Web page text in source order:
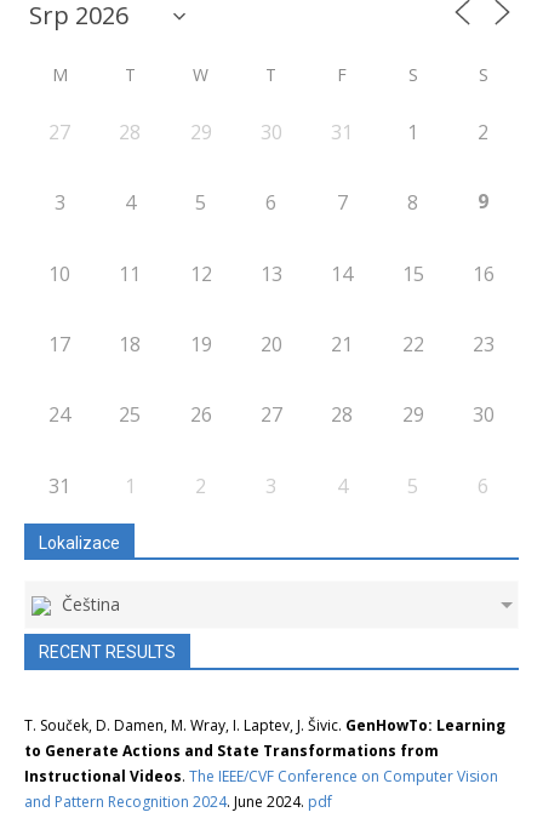
M T W T F S S
27 28 29 30 31 1 2
3 4 5 6 7 8 9
10 11 12 13 14 15 16
17 18 19 20 21 22 23
24 25 26 27 28 29 30
31 1 2 3 4 5 6
Lokalizace
Čeština
RECENT RESULTS
T. Souček, D. Damen, M. Wray, I. Laptev, J. Šivic. GenHowTo: Learning
to Generate Actions and State Transformations from
Instructional Videos. The IEEE/CVF Conference on Computer Vision
and Pattern Recognition 2024. June 2024. pdf